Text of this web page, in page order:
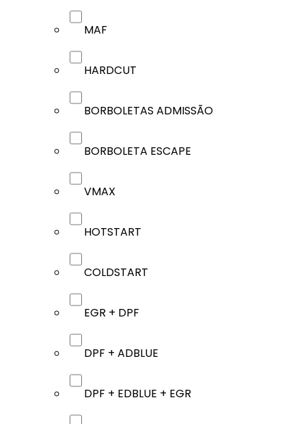
MAF
HARDCUT
BORBOLETAS ADMISSÃO
BORBOLETA ESCAPE
VMAX
HOTSTART
COLDSTART
EGR + DPF
DPF + ADBLUE
DPF + EDBLUE + EGR